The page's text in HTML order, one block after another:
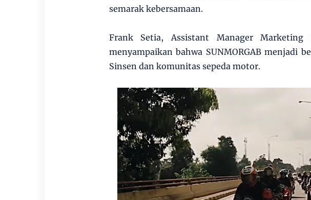
semarak kebersamaan.
Frank Setia, Assistant Manager Marketing
menyampaikan bahwa SUNMORGAB menjadi
Sinsen dan komunitas sepeda motor.